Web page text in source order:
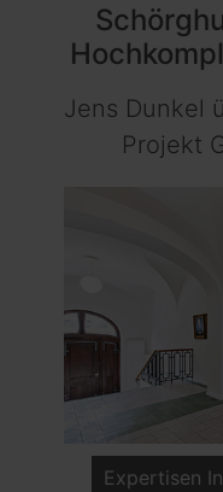
Jens Dunkel
Projekt
Expertisen